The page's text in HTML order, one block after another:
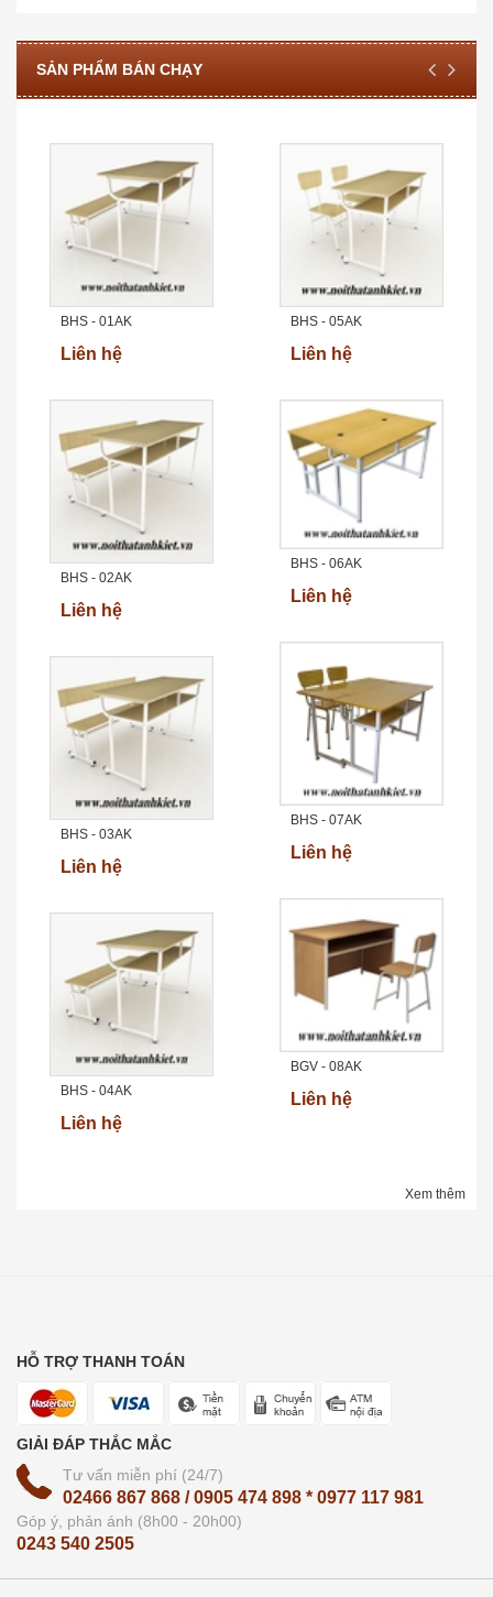
SẢN PHẨM BÁN CHẠY
BHS - 01AK
Liên hệ
BHS - 02AK
Liên hệ
BHS - 03AK
Liên hệ
BHS - 04AK
Liên hệ
BHS - 05AK
Liên hệ
BHS - 06AK
Liên hệ
BHS - 07AK
Liên hệ
BGV - 08AK
Liên hệ
Xem thêm
HỖ TRỢ THANH TOÁN
GIẢI ĐÁP THẮC MẮC
Tư vấn miễn phí (24/7)
02466 867 868 / 0905 474 898 * 0977 117 981
Góp ý, phản ánh (8h00 - 20h00)
0243 540 2505